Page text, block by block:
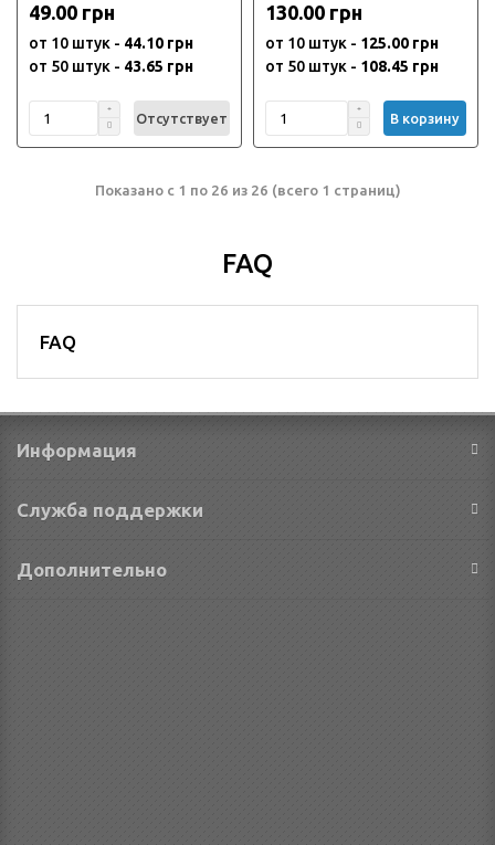
49.00 грн
от 10 штук - 44.10 грн
от 50 штук - 43.65 грн
Отсутствует
130.00 грн
от 10 штук - 125.00 грн
от 50 штук - 108.45 грн
В корзину
Показано с 1 по 26 из 26 (всего 1 страниц)
FAQ
FAQ
Информация
Служба поддержки
Дополнительно